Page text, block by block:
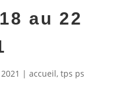
au 22
| accueil, tps ps